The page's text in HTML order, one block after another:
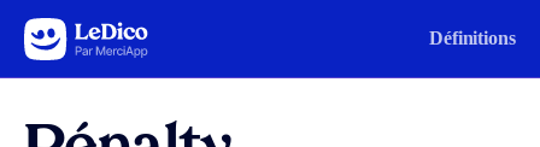
Aller au contenu Définitions